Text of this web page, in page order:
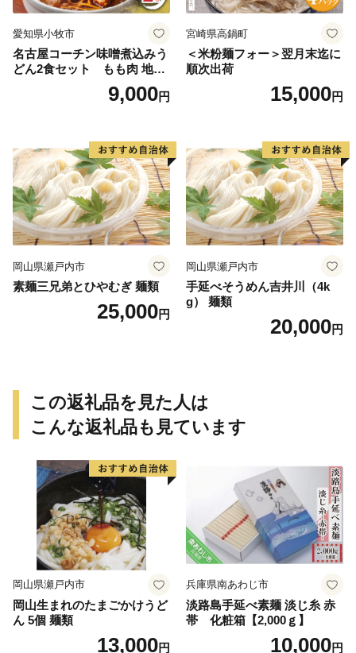
愛知県小牧市
名古屋コーチン味噌煮込みう
どん2食セット もも肉 地鶏
9,000円
宮崎県高鍋町
＜米粉麺フォー＞翌月末迄に
順次出荷
15,000円
岡山県瀬戸内市
素麺三兄弟とひやむぎ 麺類
25,000円
岡山県瀬戸内市
手延べそうめん吉井川（4k
g） 麺類
20,000円
この返礼品を見た人は
こんな返礼品も見ています
岡山県瀬戸内市
岡山生まれのたまごかけうど
ん 5個 麺類
13,000円
兵庫県南あわじ市
淡路島手延べ素麺 淡じ糸 赤
帯 化粧箱【2,000ｇ】
10,000円